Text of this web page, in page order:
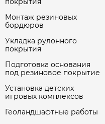
Монтаж резиновых
бордюров
Укладка рулонного
покрытия
Подготовка основания
под резиновое покрытие
Установка детских
игровых комплексов
Геоландшафтные работы